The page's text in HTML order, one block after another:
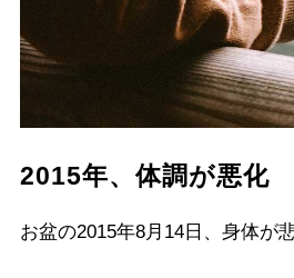
2015年、体調が悪化
お盆の2015年8月14日、身体が